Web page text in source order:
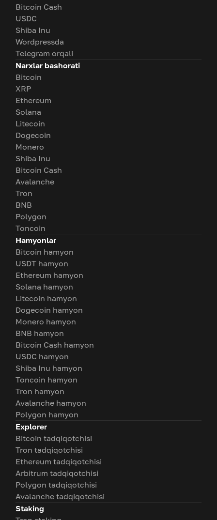
Bitcoin Cash
USDC
Shiba Inu
Wordpressda
Telegram orqali
Narxlar bashorati
Bitcoin
XRP
Ethereum
Solana
Litecoin
Dogecoin
Monero
Shiba Inu
Bitcoin Cash
Avalanche
Tron
BNB
Polygon
Toncoin
Hamyonlar
Bitcoin hamyon
USDT hamyon
Ethereum hamyon
Solana hamyon
Litecoin hamyon
Dogecoin hamyon
Monero hamyon
BNB hamyon
Bitcoin Cash hamyon
USDC hamyon
Shiba Inu hamyon
Toncoin hamyon
Tron hamyon
Avalanche hamyon
Polygon hamyon
Explorer
Bitcoin tadqiqotchisi
Tron tadqiqotchisi
Ethereum tadqiqotchisi
Arbitrum tadqiqotchisi
Polygon tadqiqotchisi
Avalanche tadqiqotchisi
Staking